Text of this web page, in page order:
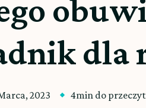
dla
2023 4min do